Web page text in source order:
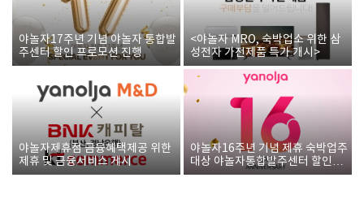
야놀자17주년 기념 야놀자 통합발
주센터 할인 프로모션 진행
<야놀자 MRO, 숙박업소 위한 삼
성전자 가전제품 특가 개시>
야놀자제휴점 금융혜택제공 위한
제휴 및 금융서비스 게시
야놀자16주년 기념 제휴 숙박업주
대상 야놀자통합발주센터 할인쿠
폰 증정